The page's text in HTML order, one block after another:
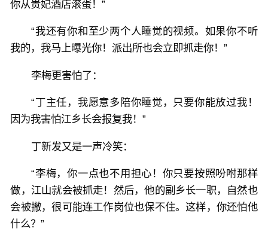
你从贵妃酒店滚蛋！”
“我还有你和至少两个人睡觉的视频。如果你不听
我的，我马上曝光你！派出所也会立即抓走你！”
李梅更害怕了：
“丁主任，我愿意多陪你睡觉，只要你能放过我！
因为我害怕江乡长会报复我！”
丁新发又是一声冷笑：
“李梅，你一点也不用担心！你只要按照吩咐那样
做，江山就会被抓走！然后，他的副乡长一职，自然也
会被撤，很可能连工作岗位也保不住。这样，你还怕他
什么？”